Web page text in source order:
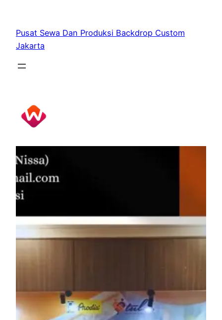
content
Pusat Sewa Dan Produksi Backdrop Custom
Jakarta